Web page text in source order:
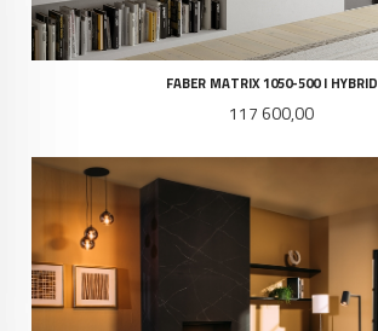
FABER MATRIX 1050-500 I HYBRID
Pris
117 600,00